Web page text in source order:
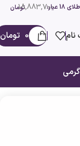
تومان18,883,700 عیار:
0 تومان